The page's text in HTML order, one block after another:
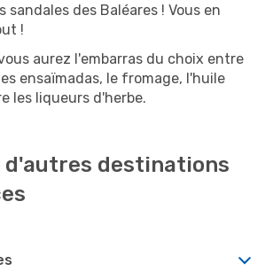
sandales des Baléares ! Vous en
!
aurez l'embarras du choix entre
ensaïmadas, le fromage, l'huile
les liqueurs d'herbe.
d'autres destinations